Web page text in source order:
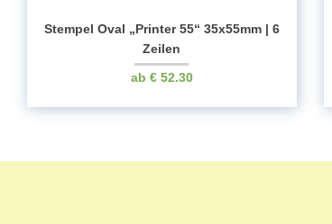
Stempel Oval „Printer 55“ 35x55mm | 6
Zeilen
€52.30